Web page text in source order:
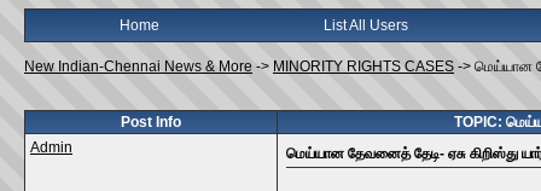
Home List All Users
New Indian-Chennai News & More -> MINORITY RIGHTS CASES -> மெய்யான
Post Info
TOPIC:
Admin
மெய்யான தேவனைத் தேடி- ஏசு கிறிஸ்து